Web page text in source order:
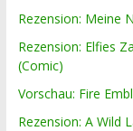
Rezension: Meine
Rezension: Elfies
(Comic)
Vorschau: Fire
Rezension: A Wild